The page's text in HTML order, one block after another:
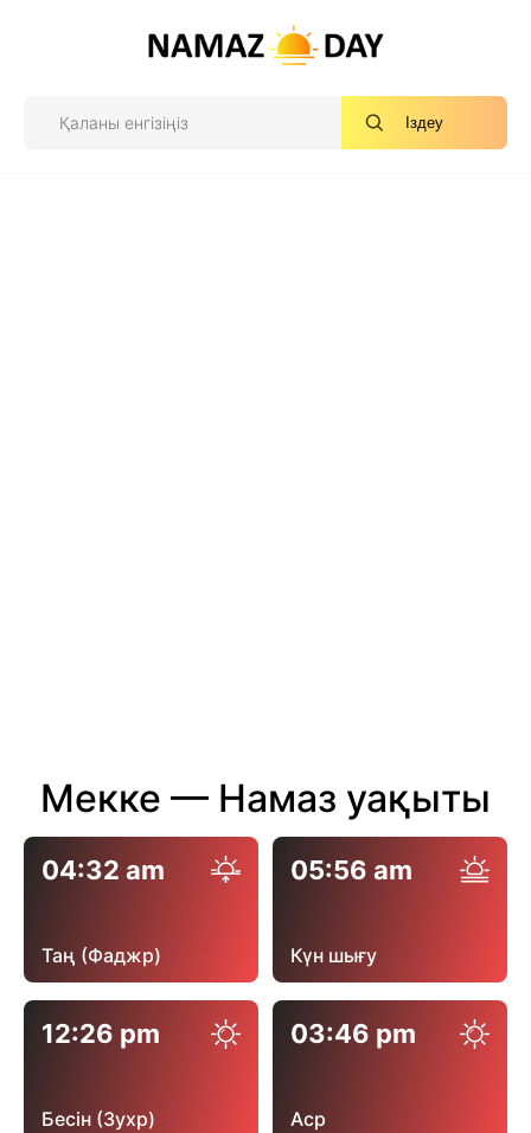
Іздеу
Мекке — Намаз уақыты
04:32 am
Таң (Фаджр)
05:56 am
Күн шығу
12:26 pm
Бесін (Зухр)
03:46 pm
Аср